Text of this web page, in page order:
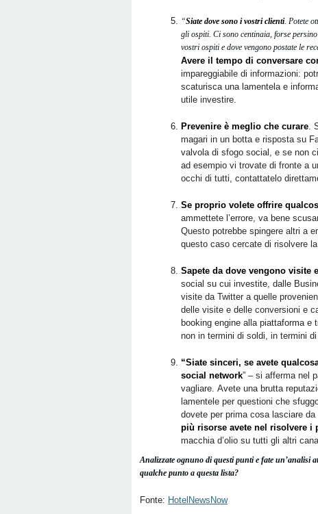
“Siate dove sono i vostri clienti. Potete
gli ospiti. Ci sono centinaia, forse
vostri ospiti e dove vengono postate le
Avere il tempo di conversare
impareggiabile di informazioni:
scaturisca una lamentela e
utile investire.
Prevenire è meglio che curare.
magari in un botta e risposta su
valvola di sfogo social, e se non
ad esempio vi trovate di fronte a
occhi di tutti, contattatelo
Se proprio volete offrire
ammettete l’errore, va bene
Questo potrebbe spingere altri a
questo caso cercate di risolvere
Sapete da dove vengono visite
social su cui investite, dalle
visite da Twitter a quelle
delle visite e delle conversioni e
booking engine alla piattaforma
non in termini di soldi, in termini
“Siate sinceri, se avete
social network” – si afferma nel
vagliare. Avete una brutta
lamentele per questioni che
dovete per prima cosa lasciare
più risorse avete nel risolvere i
macchia d’olio su tutti gli altri
Analizzate ognuno di questi punti e fate un’analisi
qualche punto a questa lista?
Fonte: HotelNewsNow